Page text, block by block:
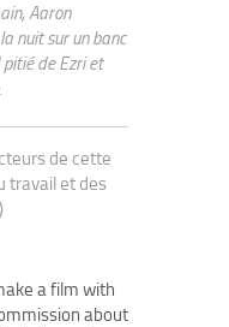
Aaron
nuit sur un banc
de Ezri et
de cette
travail et des
a film with
about